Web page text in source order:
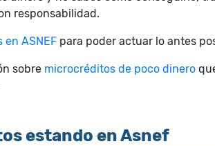
responsabilidad.
en ASNEF para poder actuar lo antes
sobre microcréditos de poco dinero
estando en Asnef